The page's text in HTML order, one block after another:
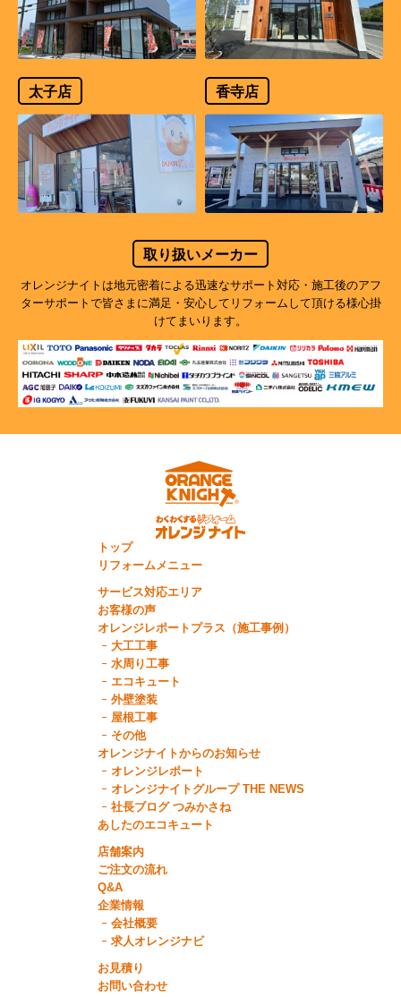
太子店 香寺店
取り扱いメーカー
オレンジナイトは地元密着による迅速なサポート対応・施工後のアフ
ターサポートで皆さまに満足・安心してリフォームして頂ける様心掛
けてまいります。
トップ
リフォームメニュー
サービス対応エリア
お客様の声
オレンジレポートプラス（施工事例）
大工工事
水周り工事
エコキュート
外壁塗装
屋根工事
その他
オレンジナイトからのお知らせ
オレンジレポート
オレンジナイトグループ THE NEWS
社長ブログ つみかさね
あしたのエコキュート
店舗案内
ご注文の流れ
Q&A
企業情報
会社概要
求人オレンジナビ
お見積り
お問い合わせ